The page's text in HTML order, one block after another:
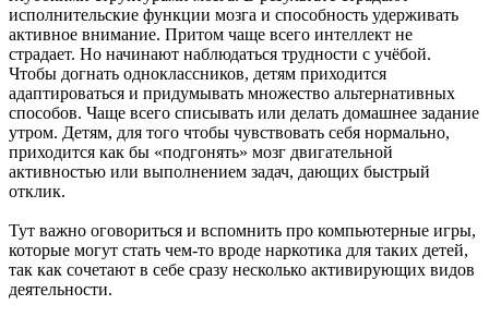
исполнительские функции мозга и способность удерживать
активное внимание. Притом чаще всего интеллект не
страдает. Но начинают наблюдаться трудности с учёбой.
Чтобы догнать одноклассников, детям приходится
адаптироваться и придумывать множество альтернативных
способов. Чаще всего списывать или делать домашнее задание
утром. Детям, для того чтобы чувствовать себя нормально,
приходится как бы «подгонять» мозг двигательной
активностью или выполнением задач, дающих быстрый
отклик.
Тут важно оговориться и вспомнить про компьютерные игры,
которые могут стать чем-то вроде наркотика для таких детей,
так как сочетают в себе сразу несколько активирующих видов
деятельности.